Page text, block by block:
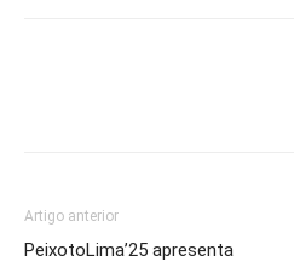
Artigo anterior
PeixotoLima’25 apresenta